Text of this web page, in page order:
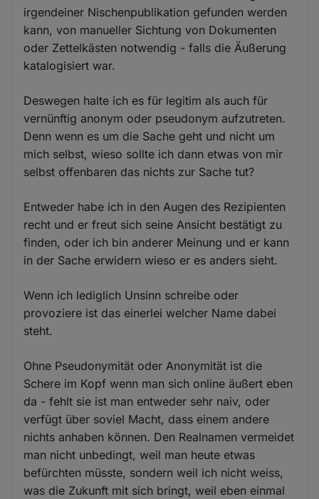
irgendeiner Nischenpublikation gefunden werden
kann, von manueller Sichtung von Dokumenten
oder Zettelkästen notwendig - falls die Äußerung
katalogisiert war.
Deswegen halte ich es für legitim als auch für
vernünftig anonym oder pseudonym aufzutreten.
Denn wenn es um die Sache geht und nicht um
mich selbst, wieso sollte ich dann etwas von mir
selbst offenbaren das nichts zur Sache tut?
Entweder habe ich in den Augen des Rezipienten
recht und er freut sich seine Ansicht bestätigt zu
finden, oder ich bin anderer Meinung und er kann
in der Sache erwidern wieso er es anders sieht.
Wenn ich lediglich Unsinn schreibe oder
provoziere ist das einerlei welcher Name dabei
steht.
Ohne Pseudonymität oder Anonymität ist die
Schere im Kopf wenn man sich online äußert eben
da - fehlt sie ist man entweder sehr naiv, oder
verfügt über soviel Macht, dass einem andere
nichts anhaben können. Den Realnamen vermeidet
man nicht unbedingt, weil man heute etwas
befürchten müsste, sondern weil ich nicht weiss,
was die Zukunft mit sich bringt, weil eben einmal